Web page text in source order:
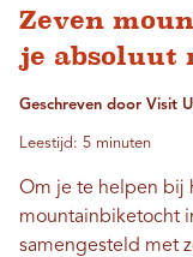
Zeven
je absoluut
Geschreven door Visit
Leestijd: 5 minuten
Om je te helpen bij
mountainbiketocht
samengesteld met